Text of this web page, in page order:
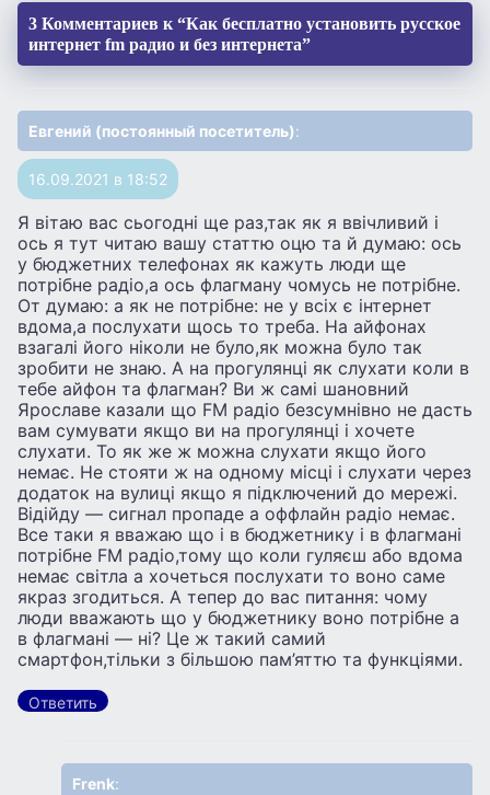
3 Комментариев к “Как бесплатно установить русское
интернет fm радио и без интернета”
Евгений (постоянный посетитель):
16.09.2021 в 18:52
Я вiтаю вас сьогоднi ще раз,так як я ввiчливий і
ось я тут читаю вашу статтю оцю та й думаю: ось
у бюджетних телефонах як кажуть люди ще
потрібне радіо,а ось флагману чомусь не потрібне.
От думаю: а як не потрібне: не у всіх є інтернет
вдома,а послухати щось то треба. На айфонах
взагалі його ніколи не було,як можна було так
зробити не знаю. А на прогулянці як слухати коли в
тебе айфон та флагман? Ви ж самі шановний
Ярославе казали що FM радіо безсумнівно не дасть
вам сумувати якщо ви на прогулянці і хочете
слухати. То як же ж можна слухати якщо його
немає. Не стояти ж на одному місці і слухати через
додаток на вулиці якщо я підключений до мережі.
Відійду — сигнал пропаде а оффлайн радіо немає.
Все таки я вважаю що і в бюджетнику і в флагмані
потрібне FM радіо,тому що коли гуляєш або вдома
немає світла а хочеться послухати то воно саме
якраз згодиться. А тепер до вас питання: чому
люди вважають що у бюджетнику воно потрібне а
в флагмані — ні? Це ж такий самий
смартфон,тільки з більшою пам’яттю та функціями.
Ответить
Frenk: